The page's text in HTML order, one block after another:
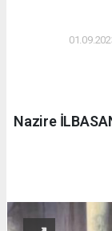
Nazire